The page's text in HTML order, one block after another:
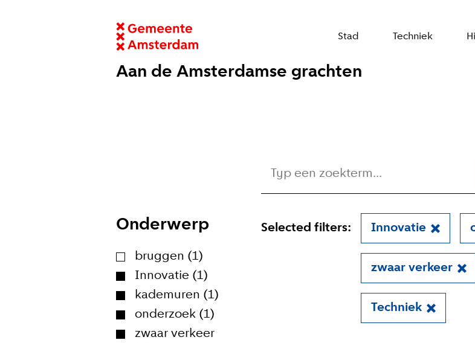
Aan de Amsterdamse grachten
Stad Techniek
Onderwerp
bruggen (1)
Innovatie (1)
kademuren (1)
onderzoek (1)
zwaar verkeer
Selected filters: Innovatie
zwaar verkeer
Techniek